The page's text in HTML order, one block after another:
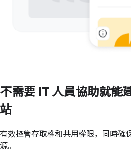
不需要 IT 人員協助就能
站
有效控管存取權和共用權限，同時確
源。